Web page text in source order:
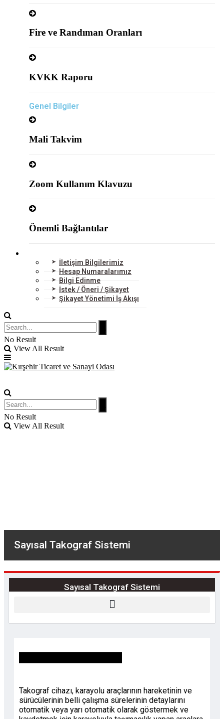
Fire ve Randıman Oranları
KVKK Raporu
Genel Bilgiler
Mali Takvim
Zoom Kullanım Klavuzu
Önemli Bağlantılar
İletişim Bilgilerimiz
Hesap Numaralarımız
Bilgi Edinme
İstek / Öneri / Şikayet
Şikayet Yönetimi İş Akışı
No Result
View All Result
No Result
View All Result
Sayısal Takograf Sistemi
Sayısal Takograf Sistemi
Takograf cihazı, karayolu araçlarının hareketinin ve
sürücülerinin belli çalışma sürelerinin detaylarını
otomatik veya yarı otomatik olarak göstermek ve